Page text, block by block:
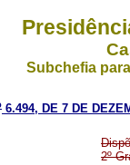
Subchefia
6.494, DE 7 DE
2º